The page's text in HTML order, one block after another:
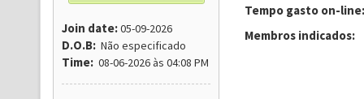
Join date:05-09-2026
D.O.B: Não especificado
Time: 08-06-2026 às 04:08 PM
Tempo gasto on-line:
Membros indicados: